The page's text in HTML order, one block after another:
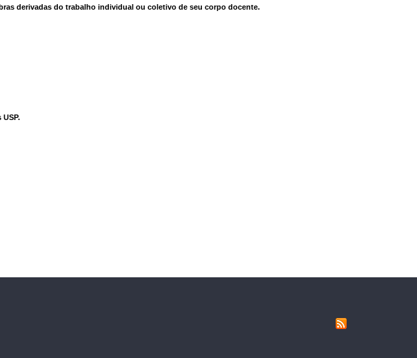
derivadas do trabalho individual ou coletivo de seu corpo docente.